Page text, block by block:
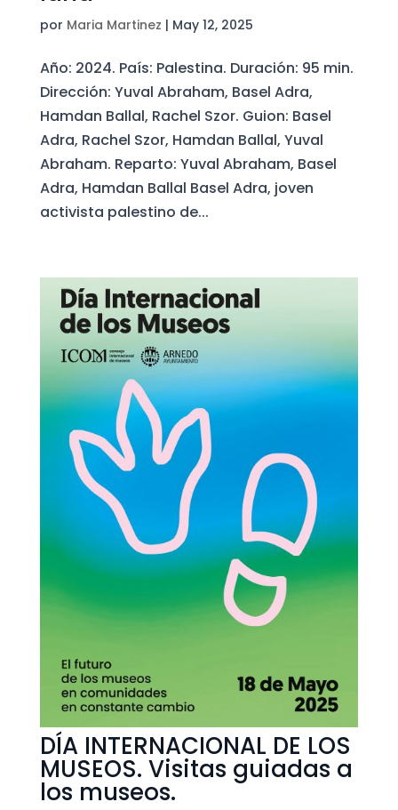
por Maria Martinez | May 12, 2025
Año: 2024. País: Palestina. Duración: 95 min.
Dirección: Yuval Abraham, Basel Adra,
Hamdan Ballal, Rachel Szor. Guion: Basel
Adra, Rachel Szor, Hamdan Ballal, Yuval
Abraham. Reparto: Yuval Abraham, Basel
Adra, Hamdan Ballal Basel Adra, joven
activista palestino de...
DÍA INTERNACIONAL DE LOS
MUSEOS. Visitas guiadas a
los museos.